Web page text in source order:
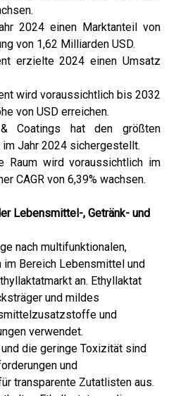
2024 einen Marktanteil von
von 1,62 Milliarden USD.
erzielte 2024 einen Umsatz
wird voraussichtlich bis 2032
von USD erreichen.
Coatings hat den größten
Jahr 2024 sichergestellt.
Raum wird voraussichtlich im
CAGR von 6,39% wachsen.
Lebensmittel-, Getränk- und
nach multifunktionalen,
Bereich Lebensmittel und
an. Ethyllaktat
und mildes
und
verwendet.
die geringe Toxizität sind
und
transparente Zutatlisten aus.